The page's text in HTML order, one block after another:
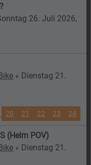
26. Juli 2026,
« Dienstag 21.
20 21 22 23 24
(Helm POV)
« Dienstag 21.